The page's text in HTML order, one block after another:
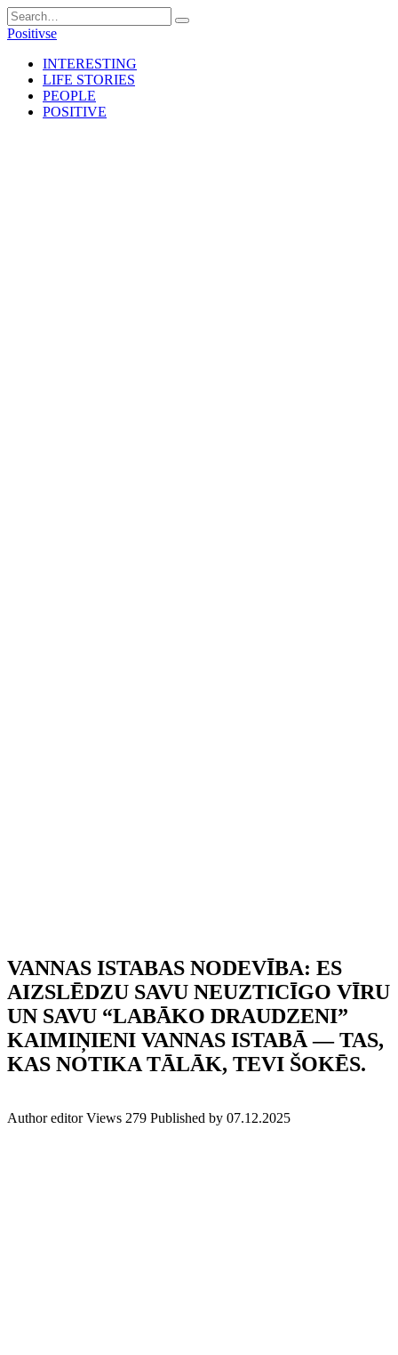
Skip
to
Search
for:
Positivse
INTERESTING
LIFE STORIES
PEOPLE
POSITIVE
VANNAS ISTABAS NODEVĪBA: ES
AIZSLĒDZU SAVU NEUZTICĪGO VĪRU
UN SAVU “LABĀKO DRAUDZENI”
KAIMIŅIENI VANNAS ISTABĀ — TAS,
KAS NOTIKA TĀLĀK, TEVI ŠOKĒS.
Author editor Views 279 Published by 07.12.2025